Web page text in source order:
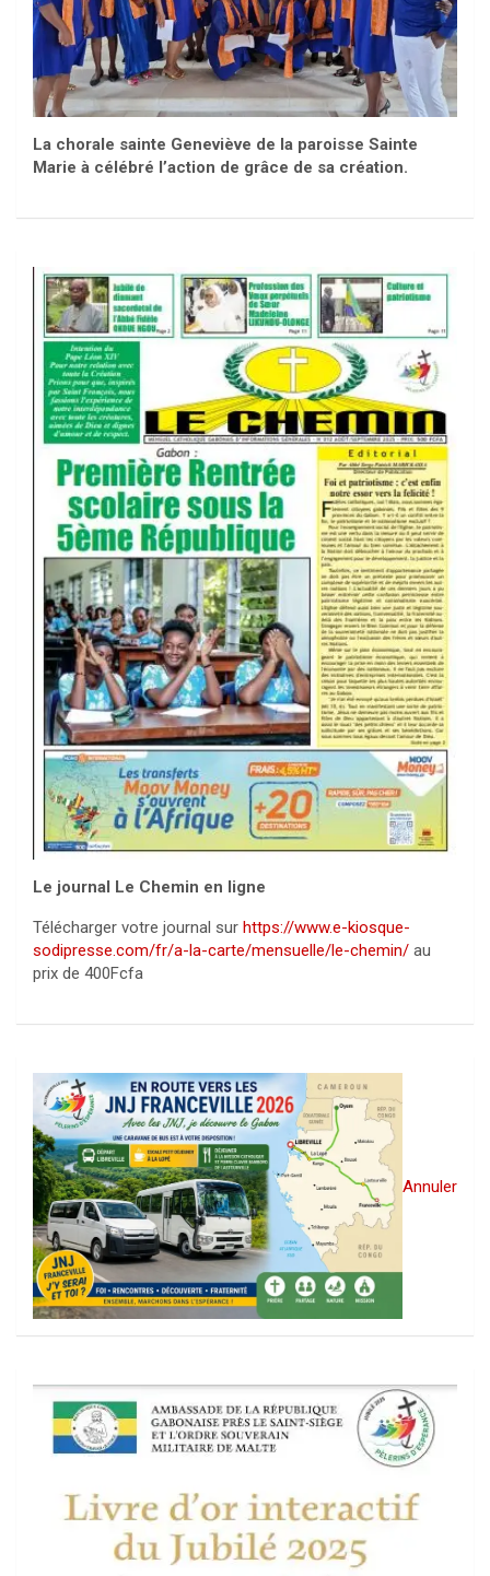
La chorale sainte Geneviève de la paroisse Sainte
Marie à célébré l’action de grâce de sa création.
Le journal Le Chemin en ligne
Télécharger votre journal sur https://www.e-kiosque-
sodipresse.com/fr/a-la-carte/mensuelle/le-chemin/ au
prix de 400Fcfa
Annuler